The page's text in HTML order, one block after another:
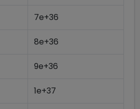
7e+36
8e+36
9e+36
1e+37